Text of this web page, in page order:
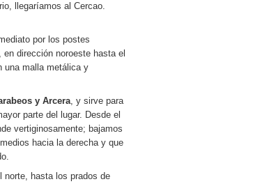
llegaríamos al Cercao.
por los postes
dirección noroeste hasta el
una malla metálica y
y Arcera, y sirve para
parte del lugar. Desde el
vertiginosamente; bajamos
hacia la derecha y que
norte, hasta los prados de